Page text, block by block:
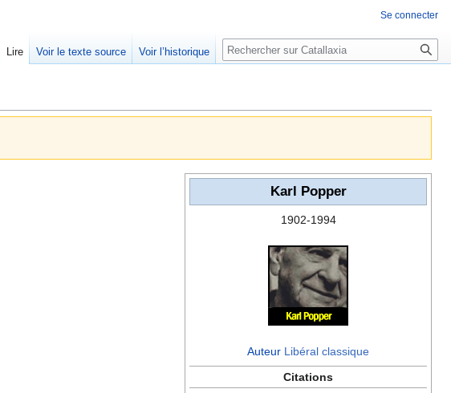
Karl Popper
1902-1994
Auteur Libéral classique
Citations
Se connecter
Lire Voir le texte source Voir l’historique Rechercher